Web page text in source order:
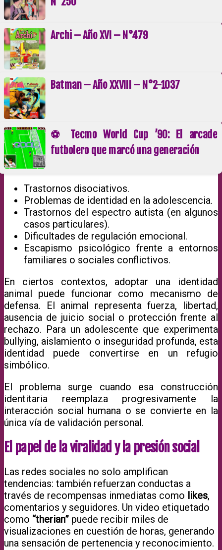
Archi – Año XVI – N°479
Batman – Año XXVIII – N°2-1037
⚽ Tecmo World Cup ’90: El arcade
futbolero que marcó una generación
Trastornos disociativos.
Problemas de identidad en la adolescencia.
Trastornos del espectro autista (en algunos
casos particulares).
Dificultades de regulación emocional.
Escapismo psicológico frente a entornos
familiares o sociales conflictivos.
En ciertos contextos, adoptar una identidad
animal puede funcionar como mecanismo de
defensa. El animal representa fuerza, libertad,
ausencia de juicio social o protección frente al
rechazo. Para un adolescente que experimenta
bullying, aislamiento o inseguridad profunda, esta
identidad puede convertirse en un refugio
simbólico.
El problema surge cuando esa construcción
identitaria reemplaza progresivamente la
interacción social humana o se convierte en la
única vía de validación personal.
El papel de la viralidad y la presión social
Las redes sociales no solo amplifican
tendencias: también refuerzan conductas a
través de recompensas inmediatas como likes,
comentarios y seguidores. Un video etiquetado
como “therian” puede recibir miles de
visualizaciones en cuestión de horas, generando
una sensación de pertenencia y reconocimiento.